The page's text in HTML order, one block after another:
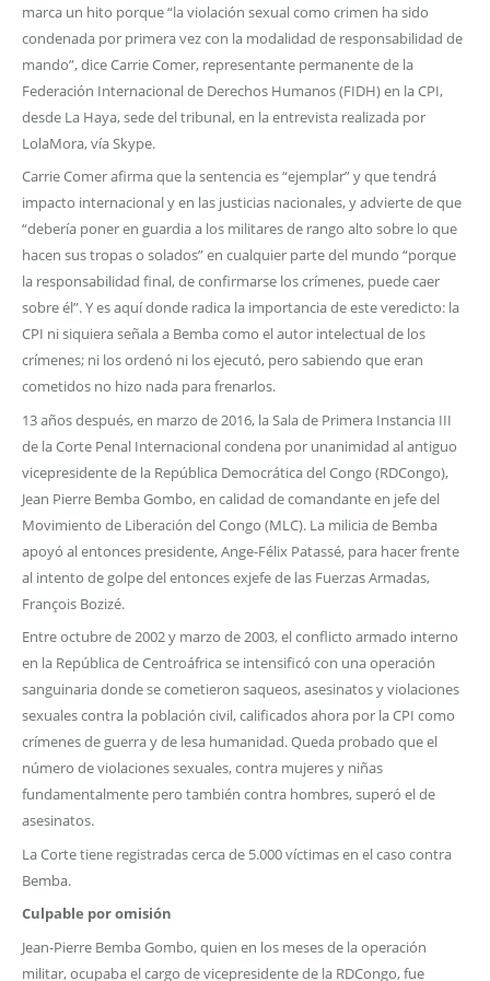
marca un hito porque “la violación sexual como crimen ha sido
condenada por primera vez con la modalidad de responsabilidad de
mando”, dice Carrie Comer, representante permanente de la
Federación Internacional de Derechos Humanos (FIDH) en la CPI,
desde La Haya, sede del tribunal, en la entrevista realizada por
LolaMora, vía Skype.
Carrie Comer afirma que la sentencia es “ejemplar” y que tendrá
impacto internacional y en las justicias nacionales, y advierte de que
“debería poner en guardia a los militares de rango alto sobre lo que
hacen sus tropas o solados” en cualquier parte del mundo “porque
la responsabilidad final, de confirmarse los crímenes, puede caer
sobre él”. Y es aquí donde radica la importancia de este veredicto: la
CPI ni siquiera señala a Bemba como el autor intelectual de los
crímenes; ni los ordenó ni los ejecutó, pero sabiendo que eran
cometidos no hizo nada para frenarlos.
13 años después, en marzo de 2016, la Sala de Primera Instancia III
de la Corte Penal Internacional condena por unanimidad al antiguo
vicepresidente de la República Democrática del Congo (RDCongo),
Jean Pierre Bemba Gombo, en calidad de comandante en jefe del
Movimiento de Liberación del Congo (MLC). La milicia de Bemba
apoyó al entonces presidente, Ange-Félix Patassé, para hacer frente
al intento de golpe del entonces exjefe de las Fuerzas Armadas,
François Bozizé.
Entre octubre de 2002 y marzo de 2003, el conflicto armado interno
en la República de Centroáfrica se intensificó con una operación
sanguinaria donde se cometieron saqueos, asesinatos y violaciones
sexuales contra la población civil, calificados ahora por la CPI como
crímenes de guerra y de lesa humanidad. Queda probado que el
número de violaciones sexuales, contra mujeres y niñas
fundamentalmente pero también contra hombres, superó el de
asesinatos.
La Corte tiene registradas cerca de 5.000 víctimas en el caso contra
Bemba.
Culpable por omisión
Jean-Pierre Bemba Gombo, quien en los meses de la operación
militar, ocupaba el cargo de vicepresidente de la RDCongo, fue